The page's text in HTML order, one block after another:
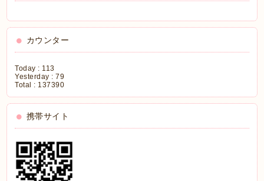
カウンター
Today : 113
Yesterday :79
Total : 137390
携帯サイト